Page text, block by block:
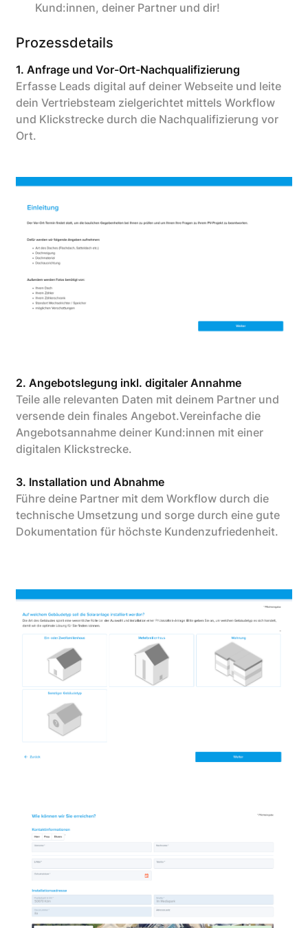
Kund:innen, deiner Partner und dir!
Prozessdetails
1. Anfrage und Vor-Ort-Nachqualifizierung
Erfasse Leads digital auf deiner Webseite und leite
dein Vertriebsteam zielgerichtet mittels Workflow
und Klickstrecke durch die Nachqualifizierung vor
Ort.
2. Angebotslegung inkl. digitaler Annahme
Teile alle relevanten Daten mit deinem Partner und
versende dein finales Angebot.Vereinfache die
Angebotsannahme deiner Kund:innen mit einer
digitalen Klickstrecke.
3. Installation und Abnahme
Führe deine Partner mit dem Workflow durch die
technische Umsetzung und sorge durch eine gute
Dokumentation für höchste Kundenzufriedenheit.